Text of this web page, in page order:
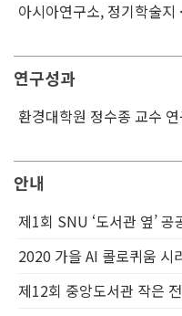
아시아연구소, 정기학술
연구성과
안내
2020 가을 AI 콜로퀴움